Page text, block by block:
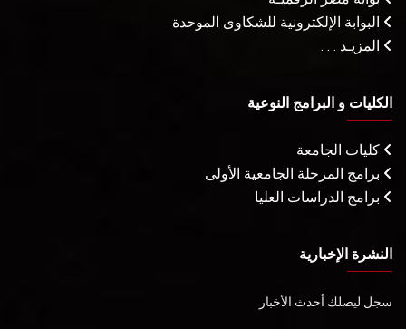
البوابة الإلكترونية للشكاوى الموحدة
المزيـد . . .
الكليات و البرامج النوعية
كليات الجامعة
برامج المرحلة الجامعية الأولى
برامج الدراسات العليا
النشرة الإخبارية
سجل ليصلك أحدث الأخبار